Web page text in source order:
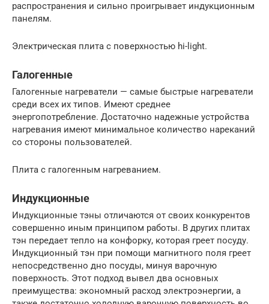
распространения и сильно проигрывает индукционным
панелям.
Электрическая плита с поверхностью hi-light.
Галогенные
Галогенные нагреватели — самые быстрые нагреватели
среди всех их типов. Имеют среднее
энергопотребление. Достаточно надежные устройства
нагревания имеют минимальное количество нареканий
со стороны пользователей.
Плита с галогенным нагреванием.
Индукционные
Индукционные тэны отличаются от своих конкурентов
совершенно иным принципом работы. В других плитах
тэн передает тепло на конфорку, которая греет посуду.
Индукционный тэн при помощи магнитного поля греет
непосредственно дно посуды, минуя варочную
поверхность. Этот подход вывел два основных
преимущества: экономный расход электроэнергии, а